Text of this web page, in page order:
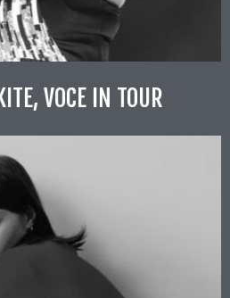
VOCE IN TOUR